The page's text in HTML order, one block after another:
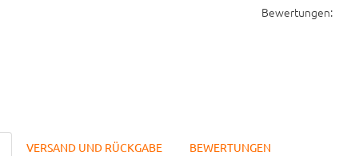
Bewertungen:
VERSAND UND RÜCKGABE BEWERTUNGEN